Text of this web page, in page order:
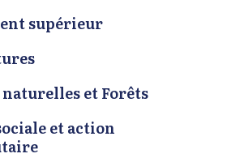
supérieur
naturelles et Forêts
et action